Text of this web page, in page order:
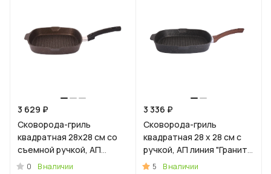
3 629 ₽
Сковорода-гриль
квадратная 28х28 см со
съемной ручкой, АП
(кофейный мрамор),линия
0
В наличии
3 336 ₽
Сковорода-гриль
квадратная 28 x 28 см с
ручкой, АП линия "Гранит
ультра" (Оригинальный)
5
В наличии